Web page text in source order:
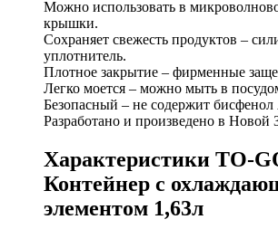
Можно использовать в
крышки.
Сохраняет свежесть продуктов –
уплотнитель.
Плотное закрытие – фирменные
Легко моется – можно мыть в
Безопасный – не содержит
Разработано и произведено в Новой
Характеристики TO-
Контейнер с
элементом 1,63л